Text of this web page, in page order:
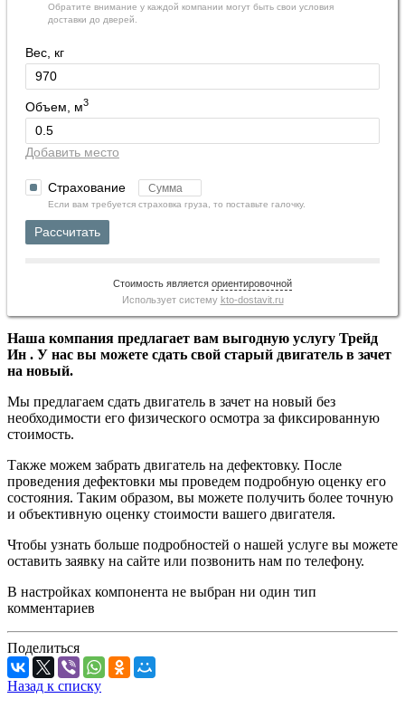
Обратите внимание у каждой компании могут быть свои условия
доставки до дверей.
Вес, кг
Объем, м3
Добавить место
Страхование
Если вам требуется страховка груза, то поставьте галочку.
Рассчитать
Стоимость является ориентировочной
Использует систему kto-dostavit.ru
Наша компания предлагает вам выгодную услугу Трейд
Ин . У нас вы можете сдать свой старый двигатель в зачет
на новый.
Мы предлагаем сдать двигатель в зачет на новый без
необходимости его физического осмотра за фиксированную
стоимость.
Также можем забрать двигатель на дефектовку. После
проведения дефектовки мы проведем подробную оценку его
состояния. Таким образом, вы можете получить более точную
и объективную оценку стоимости вашего двигателя.
Чтобы узнать больше подробностей о нашей услуге вы можете
оставить заявку на сайте или позвонить нам по телефону.
В настройках компонента не выбран ни один тип
комментариев
Поделиться
Назад к списку